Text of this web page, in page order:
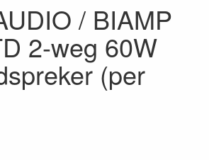
/ BIAMP
2-weg 60W
(per